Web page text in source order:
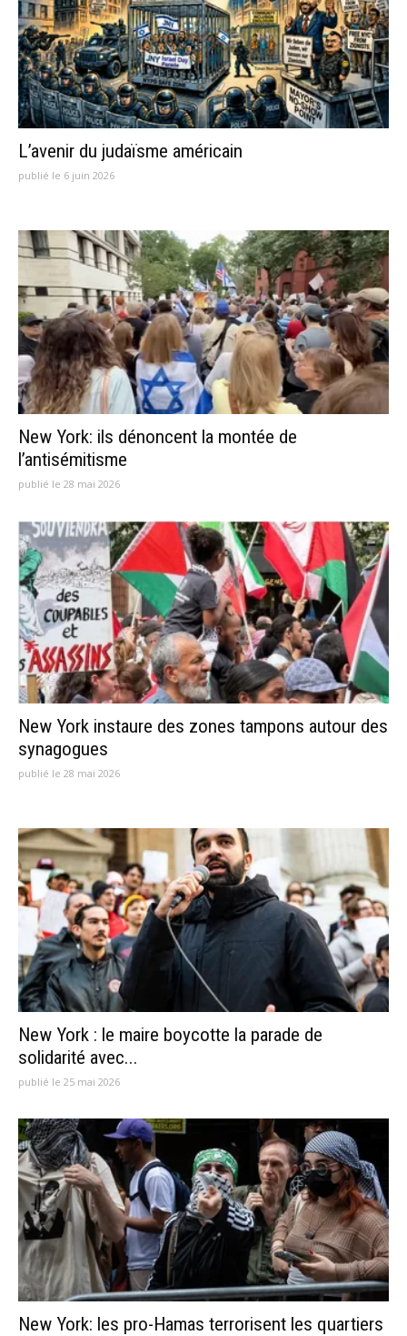
L’avenir du judaïsme américain
publié le 6 juin 2026
New York: ils dénoncent la montée de
l’antisémitisme
publié le 28 mai 2026
New York instaure des zones tampons autour des
synagogues
publié le 28 mai 2026
New York : le maire boycotte la parade de
solidarité avec...
publié le 25 mai 2026
New York: les pro-Hamas terrorisent les quartiers